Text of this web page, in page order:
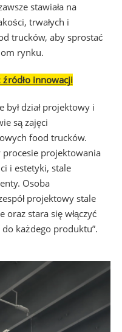
stawiała na
trwałych i
trucków, aby sprostać
rynku.
innowacji
dział projektowy i
są zajęci
food trucków.
projektowania
i estetyki, stale
Osoba
projektowy stale
oraz stara się włączyć
każdego produktu”.